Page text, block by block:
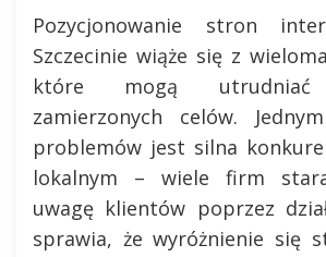
Pozycjonowanie stron
Szczecinie wiąże się z
które mogą utrudniać
zamierzonych celów.
problemów jest silna
lokalnym – wiele firm
uwagę klientów poprzez
sprawia, że wyróżnienie się